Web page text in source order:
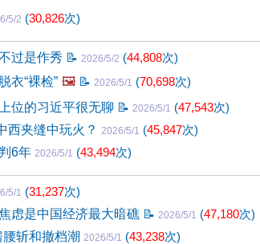
5/2 (30,826次)
过是作秀 📝 2026/5/2 (44,808次)
衣“裸检” 🖼️ 📝 2026/5/1 (70,698次)
位的习近平很无聊 📝 2026/5/1 (47,543次)
西夹缝中玩火？ 2026/5/1 (45,847次)
6年 2026/5/1 (43,494次)
5/1 (31,237次)
虑是中国经济最大暗礁 📝 2026/5/1 (47,180次)
腰斩和撤档潮 2026/5/1 (43,238次)